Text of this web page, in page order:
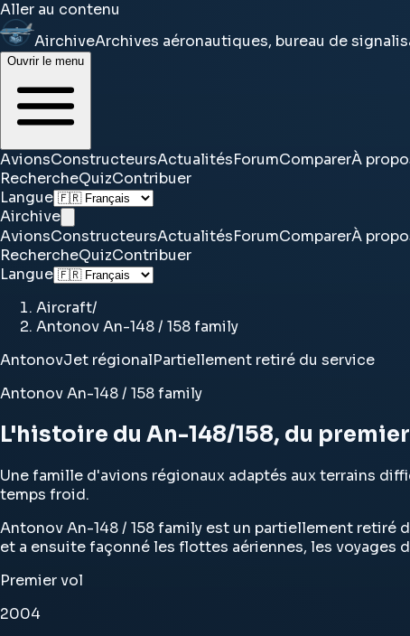
Aller au contenu
AirchiveArchives aéronautiques, bureau de
Ouvrir le menu
AvionsConstructeursActualitésForumComparerÀ
RechercheQuizContribuer
Langue
Airchive
AvionsConstructeursActualitésForumComparerÀ
RechercheQuizContribuer
Langue
Aircraft/
Antonov An-148 / 158 family
AntonovJet régionalPartiellement retiré du service
Antonov An-148 / 158 family
L'histoire du An-148/158, du
Une famille d'avions régionaux adaptés aux terrains
temps froid.
Antonov An-148 / 158 family est un partiellement
et a ensuite façonné les flottes aériennes, les voyages
Premier vol
2004